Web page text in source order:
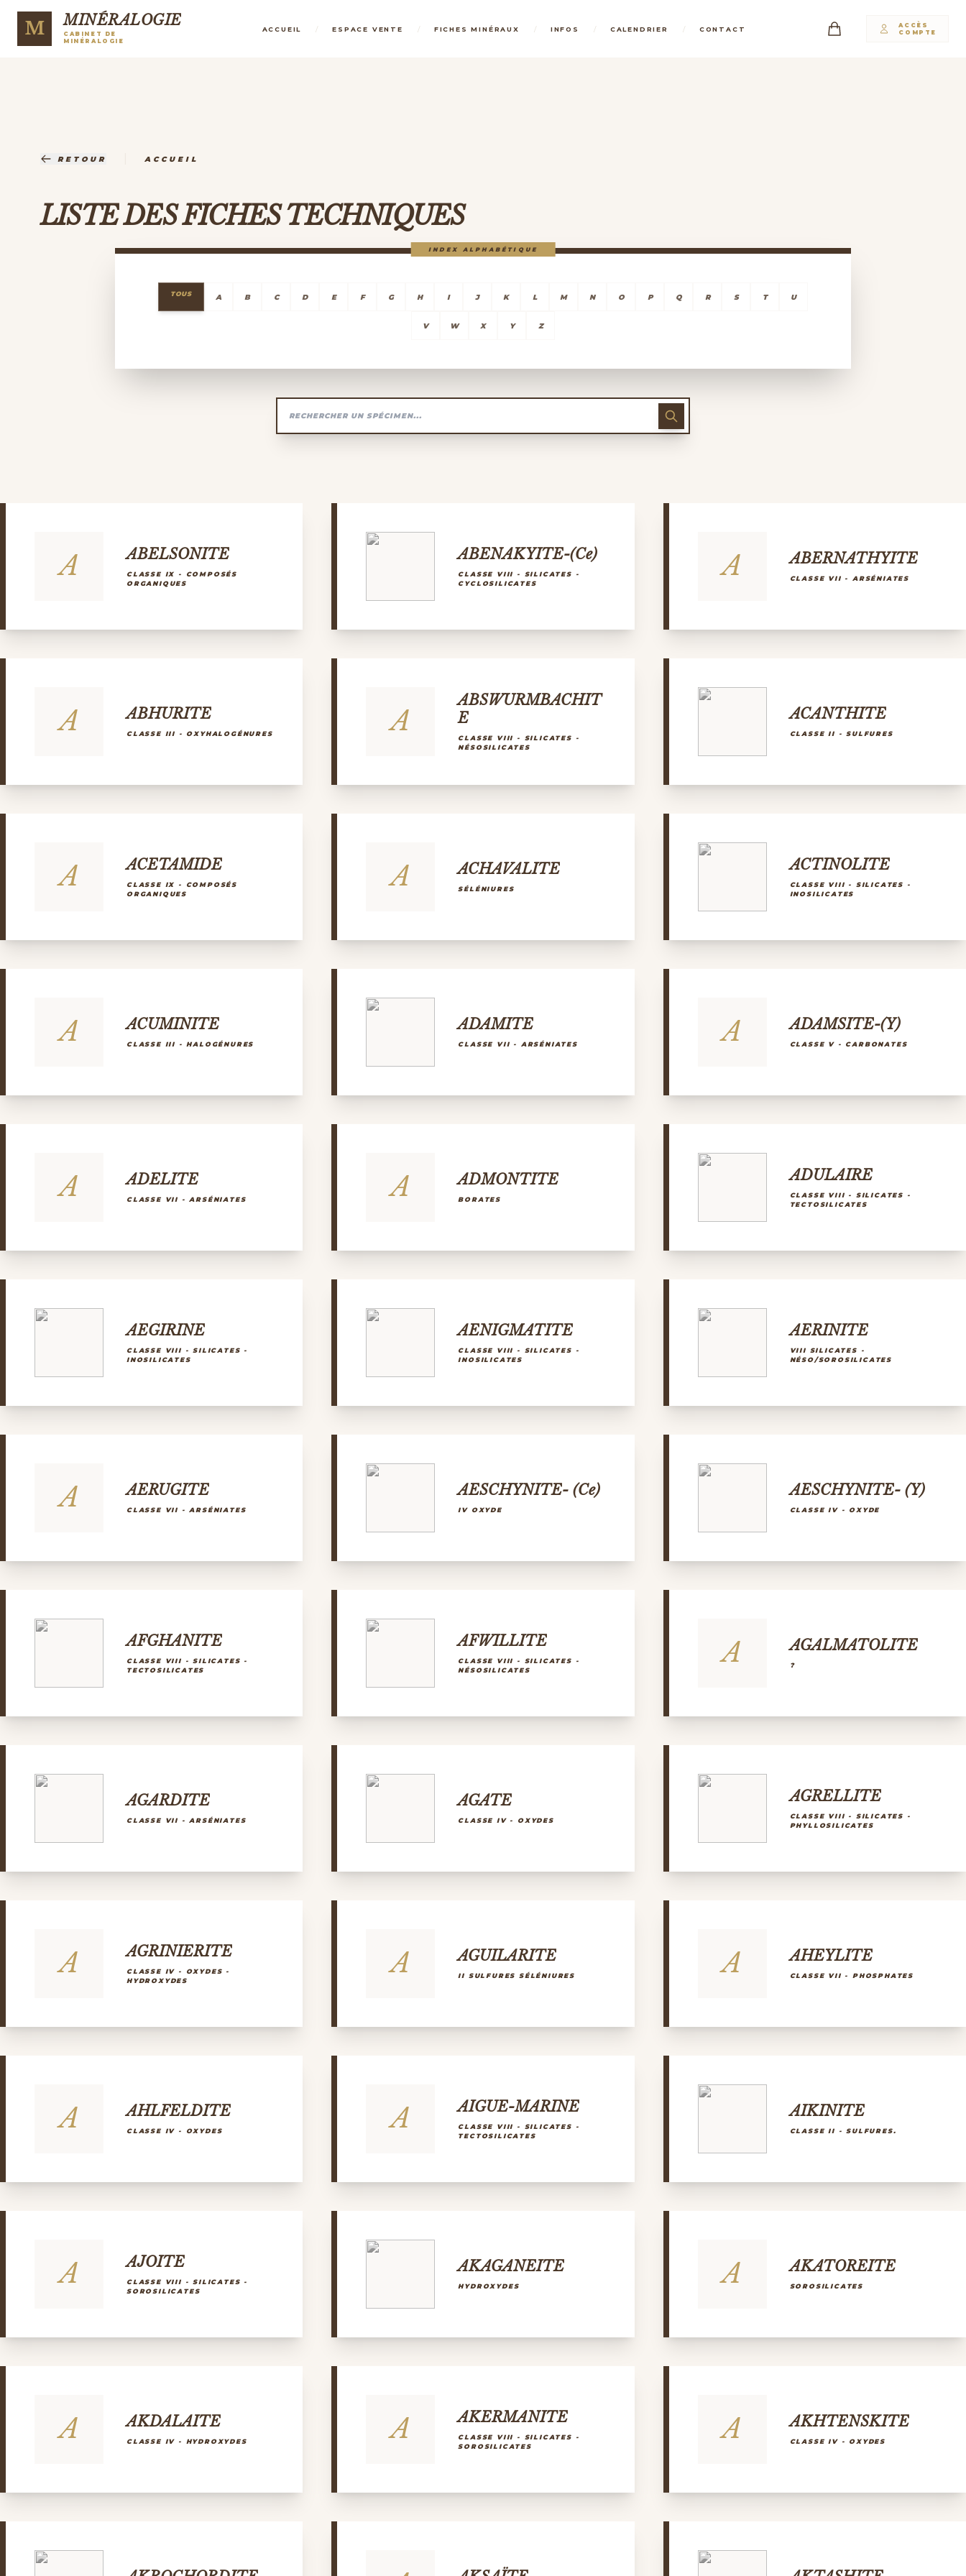
M MINÉRALOGIE
CABINET DE
MINÉRALOGIE
ACCUEIL / ESPACE VENTE / FICHES MINÉRAUX / INFOS / CALENDRIER / CONTACT
ACCÈS
COMPTE
RETOUR ACCUEIL
LISTE DES FICHES TECHNIQUES
INDEX ALPHABÉTIQUE
TOUS A B C D E F G H I J K L M N O P Q R S T U
V W X Y Z
A ABELSONITE
CLASSE IX - COMPOSÉS
ORGANIQUES
ABENAKYITE-(Ce)
CLASSE VIII - SILICATES -
CYCLOSILICATES
A ABERNATHYITE
CLASSE VII - ARSÉNIATES
A ABHURITE
CLASSE III - OXYHALOGÉNURES A
ABSWURMBACHIT
E
CLASSE VIII - SILICATES -
NÉSOSILICATES
ACANTHITE
CLASSE II - SULFURES
A ACETAMIDE
CLASSE IX - COMPOSÉS
ORGANIQUES
A ACHAVALITE
SÉLÉNIURES
ACTINOLITE
CLASSE VIII - SILICATES -
INOSILICATES
A ACUMINITE
CLASSE III - HALOGÉNURES
ADAMITE
CLASSE VII - ARSÉNIATES A ADAMSITE-(Y)
CLASSE V - CARBONATES
A ADELITE
CLASSE VII - ARSÉNIATES A ADMONTITE
BORATES
ADULAIRE
CLASSE VIII - SILICATES -
TECTOSILICATES
AEGIRINE
CLASSE VIII - SILICATES -
INOSILICATES
AENIGMATITE
CLASSE VIII - SILICATES -
INOSILICATES
AERINITE
VIII SILICATES -
NÉSO/SOROSILICATES
A AERUGITE
CLASSE VII - ARSÉNIATES
AESCHYNITE- (Ce)
IV OXYDE
AESCHYNITE- (Y)
CLASSE IV - OXYDE
AFGHANITE
CLASSE VIII - SILICATES -
TECTOSILICATES
AFWILLITE
CLASSE VIII - SILICATES -
NÉSOSILICATES
A AGALMATOLITE
?
AGARDITE
CLASSE VII - ARSÉNIATES
AGATE
CLASSE IV - OXYDES
AGRELLITE
CLASSE VIII - SILICATES -
PHYLLOSILICATES
A AGRINIERITE
CLASSE IV - OXYDES -
HYDROXYDES
A AGUILARITE
II SULFURES SÉLÉNIURES A AHEYLITE
CLASSE VII - PHOSPHATES
A AHLFELDITE
CLASSE IV - OXYDES A AIGUE-MARINE
CLASSE VIII - SILICATES -
TECTOSILICATES
AIKINITE
CLASSE II - SULFURES.
A AJOITE
CLASSE VIII - SILICATES -
SOROSILICATES
AKAGANEITE
HYDROXYDES A AKATOREITE
SOROSILICATES
A AKDALAITE
CLASSE IV - HYDROXYDES A AKERMANITE
CLASSE VIII - SILICATES -
SOROSILICATES
A AKHTENSKITE
CLASSE IV - OXYDES